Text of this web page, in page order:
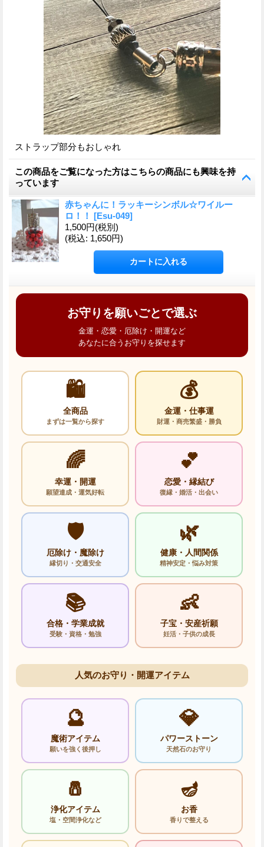
ストラップ部分もおしゃれ
この商品をご覧になった方はこちらの商品にも興味を持
っています
赤ちゃんに！ラッキーシンボル☆ワイルー
ロ！！ [Esu-049]
1,500円(税別)
(税込: 1,650円)
お守りを願いごとで選ぶ
金運・恋愛・厄除け・開運など
あなたに合うお守りを探せます
🛍️
全商品
まずは一覧から探す
💰
金運・仕事運
財運・商売繁盛・勝負
🌈
幸運・開運
願望達成・運気好転
💕
恋愛・縁結び
復縁・婚活・出会い
🛡️
厄除け・魔除け
縁切り・交通安全
🌿
健康・人間関係
精神安定・悩み対策
📚
合格・学業成就
受験・資格・勉強
👶
子宝・安産祈願
妊活・子供の成長
人気のお守り・開運アイテム
🔮
魔術アイテム
願いを強く後押し
💎
パワーストーン
天然石のお守り
🧂
浄化アイテム
塩・空間浄化など
🪔
お香
香りで整える